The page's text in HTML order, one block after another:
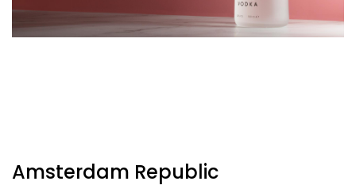
Amsterdam Republic